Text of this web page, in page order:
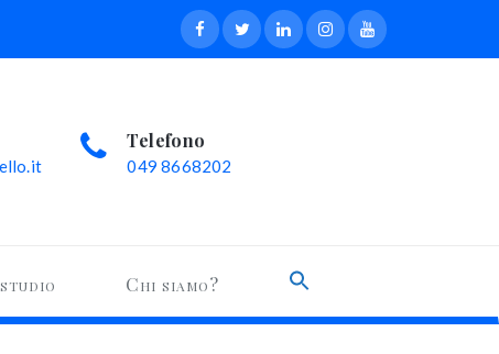
Telefono
049 8668202
Chi siamo?